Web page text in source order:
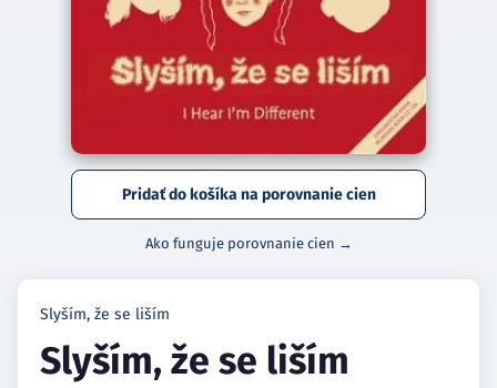
Pridať do košíka na porovnanie cien
Ako funguje porovnanie cien →
Slyším, že se liším
Slyším, že se liším